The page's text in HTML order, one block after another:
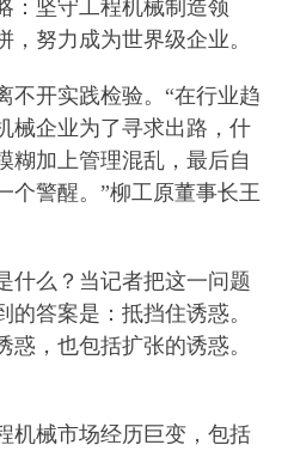
：坚守工程机械制造领
努力成为世界级企业。
开实践检验。“在行业趋
械企业为了寻求出路，什
糊加上管理混乱，最后自
个警醒。”柳工原董事长王
么？当记者把这一问题
答案是：抵挡住诱惑。
，也包括扩张的诱惑。
械市场经历巨变，包括